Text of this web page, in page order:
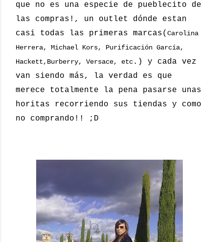
que no es una especie de pueblecito de
las compras!, un outlet dónde estan
casi todas las primeras marcas( Carolina
Herrera, Michael Kors, Purificación García,
Hackett,Burberry, Versace, etc .) y cada vez
van siendo más, la verdad es que
merece totalmente la pena pasarse unas
horitas recorriendo sus tiendas y como
no comprando!! ;D